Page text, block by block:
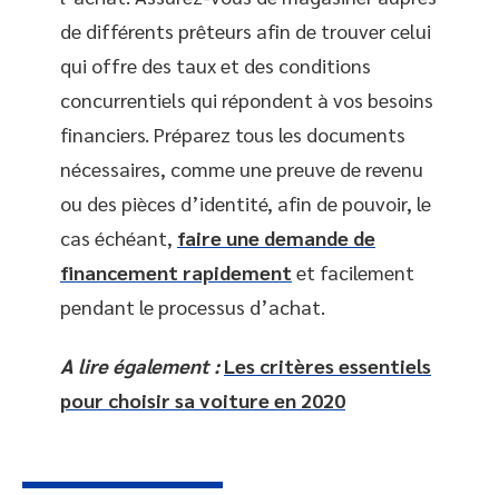
de différents prêteurs afin de trouver celui
qui offre des taux et des conditions
concurrentiels qui répondent à vos besoins
financiers. Préparez tous les documents
nécessaires, comme une preuve de revenu
ou des pièces d’identité, afin de pouvoir, le
cas échéant, faire une demande de
financement rapidement et facilement
pendant le processus d’achat.
A lire également : Les critères essentiels
pour choisir sa voiture en 2020